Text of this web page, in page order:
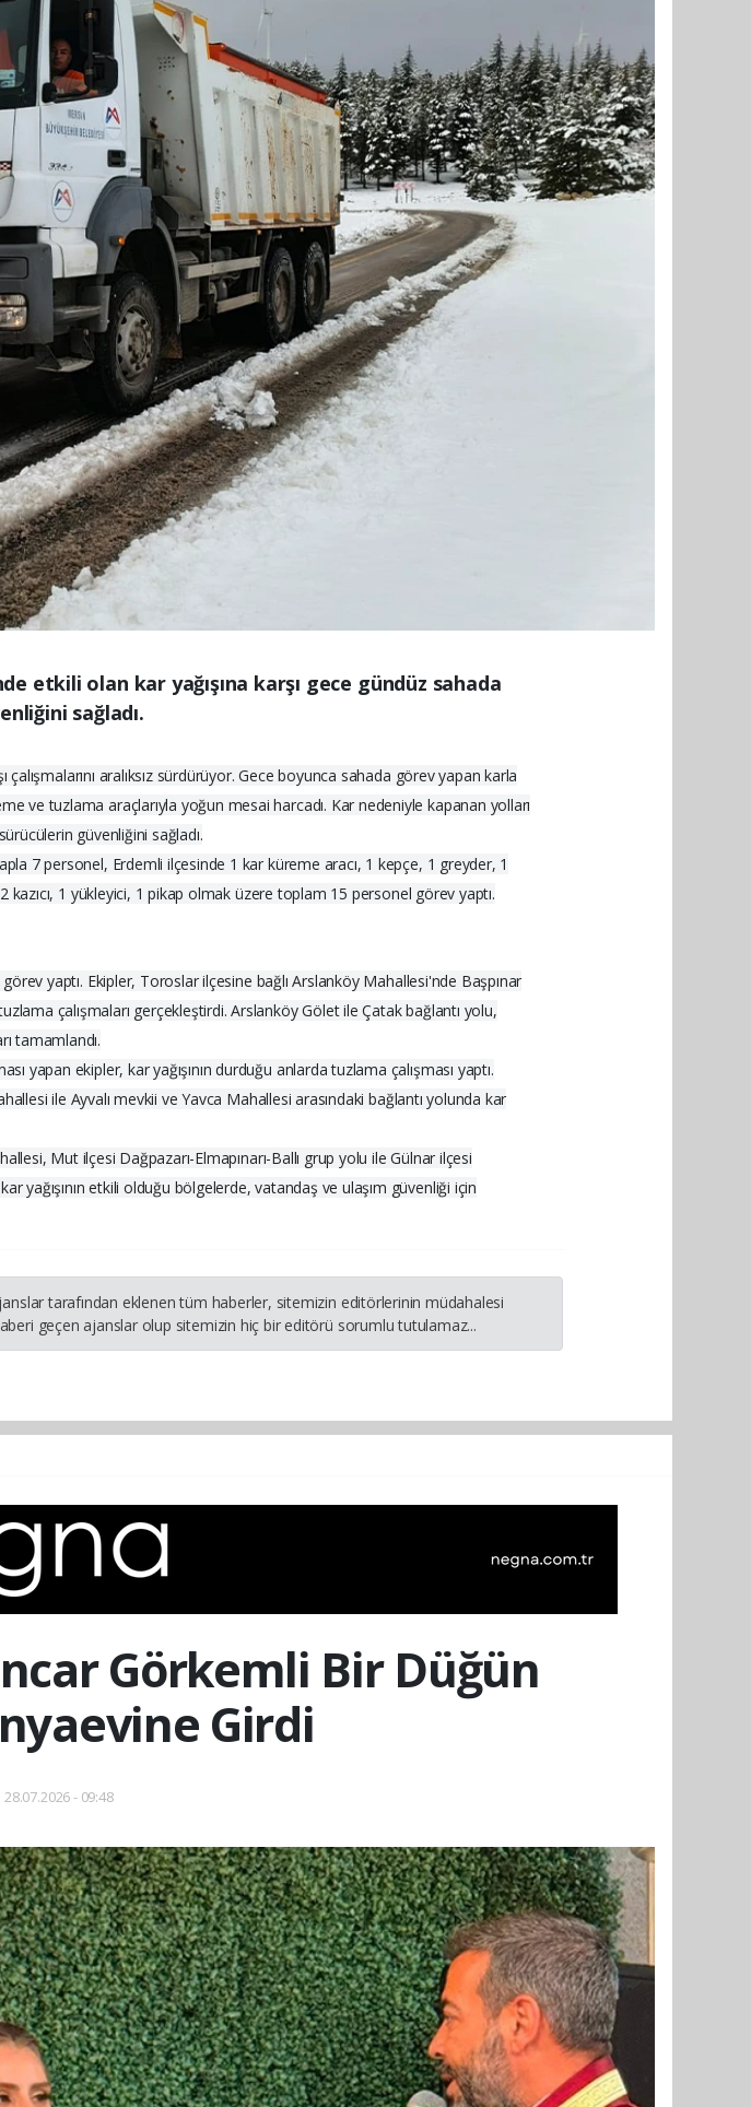
etkili olan kar yağışına karşı gece gündüz sahada
sağladı.
aralıksız sürdürüyor. Gece boyunca sahada görev yapan karla
ve tuzlama araçlarıyla yoğun mesai harcadı. Kar nedeniyle kapanan yolları
güvenliğini sağladı.
7 personel, Erdemli ilçesinde 1 kar küreme aracı, 1 kepçe, 1 greyder, 1
1 yükleyici, 1 pikap olmak üzere toplam 15 personel görev yaptı.
yaptı. Ekipler, Toroslar ilçesine bağlı Arslanköy Mahallesi'nde Başpınar
çalışmaları gerçekleştirdi. Arslanköy Gölet ile Çatak bağlantı yolu,
tamamlandı.
ekipler, kar yağışının durduğu anlarda tuzlama çalışması yaptı.
ile Ayvalı mevkii ve Yavca Mahallesi arasındaki bağlantı yolunda kar
Mut ilçesi Dağpazarı-Elmapınarı-Ballı grup yolu ile Gülnar ilçesi
yağışının etkili olduğu bölgelerde, vatandaş ve ulaşım güvenliği için
tarafından eklenen tüm haberler, sitemizin editörlerinin müdahalesi
geçen ajanslar olup sitemizin hiç bir editörü sorumlu tutulamaz...
Görkemli Bir Düğün
Girdi
28.07.2026 - 09:48